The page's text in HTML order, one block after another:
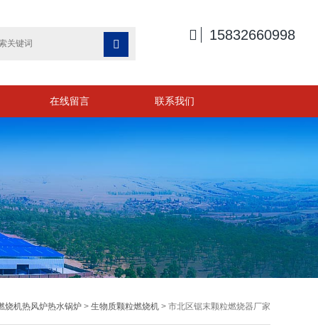

 15832660998
在线留言 联系我们
烧机热风炉热水锅炉> 生物质颗粒燃烧机> 市北区锯末颗粒燃烧器厂家